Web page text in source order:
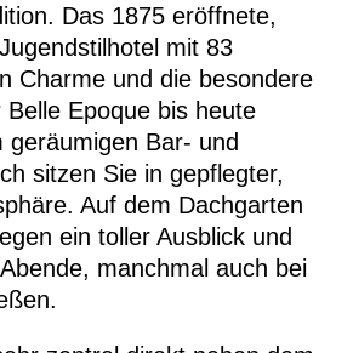
Das 1875 eröffnete,
mit 83
Charme und die besondere
Epoque bis heute
geräumigen Bar- und
sitzen Sie in gepflegter,
Auf dem Dachgarten
ein toller Ausblick und
manchmal auch bei